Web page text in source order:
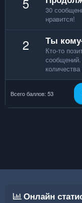
30
нравится!
2 Ты
Кто-то
Всего баллов: 53
Онлайн